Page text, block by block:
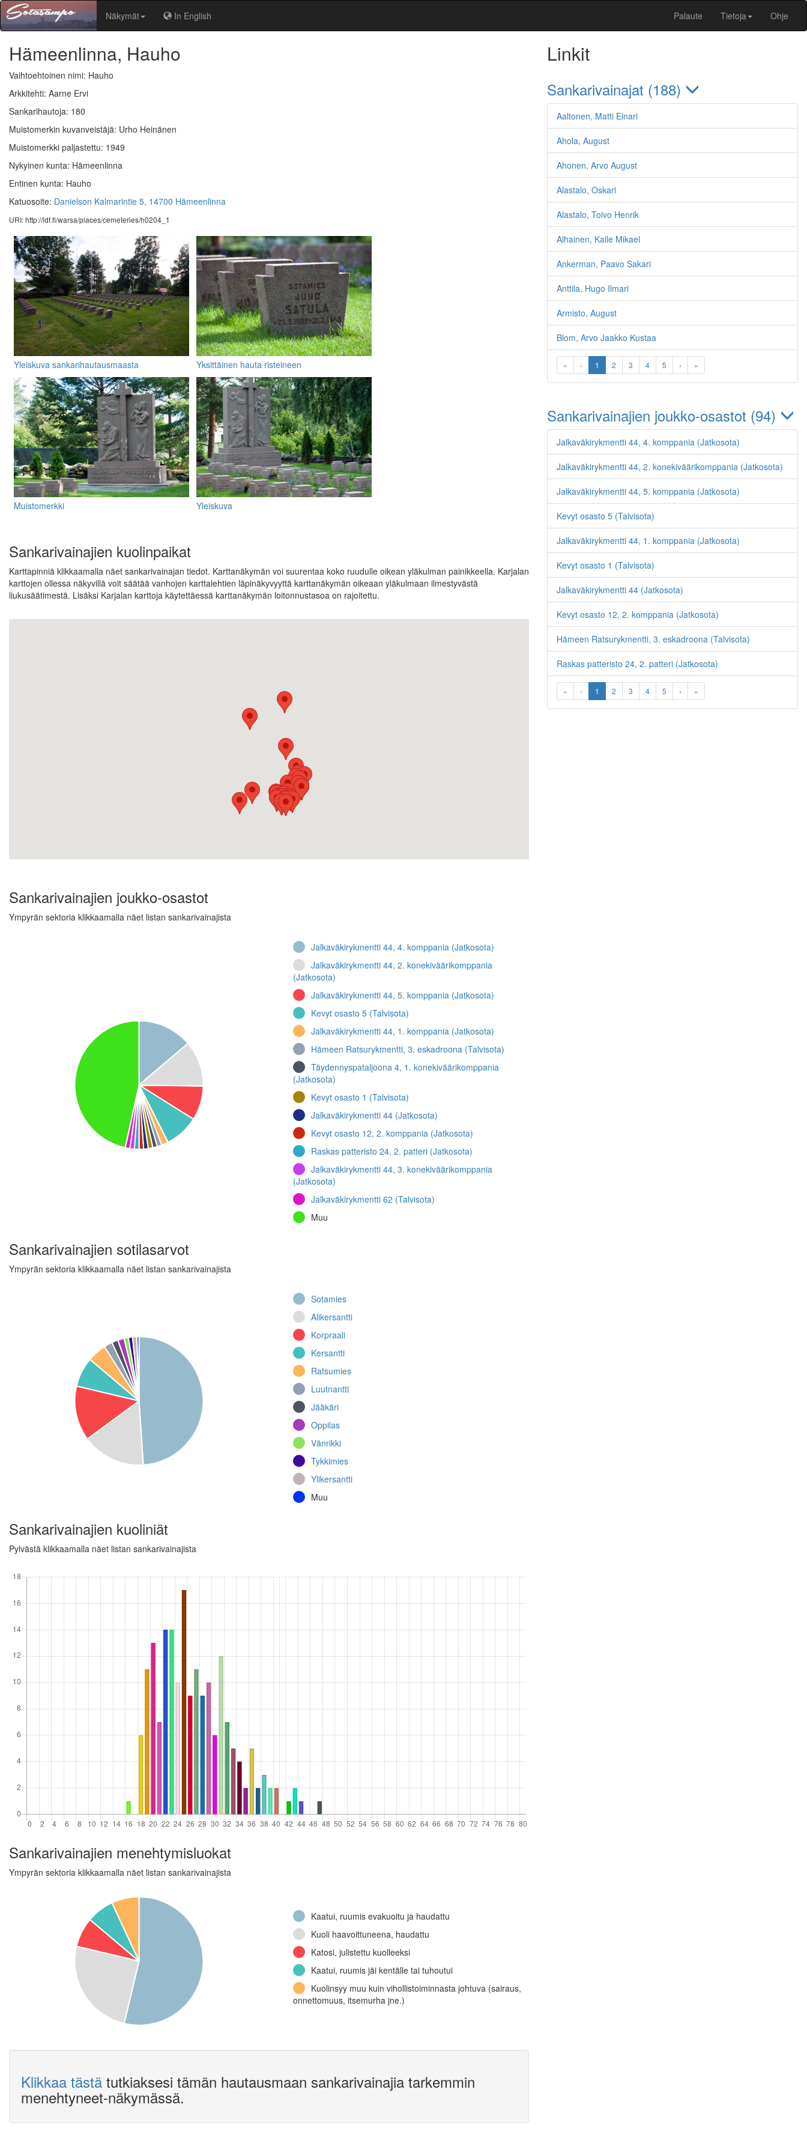
Näkymät In English Palaute Tietoja Ohje
Hämeenlinna, Hauho
Vaihtoehtoinen nimi: Hauho
Arkkitehti: Aarne Ervi
Sankarihautoja: 180
Muistomerkin kuvanveistäjä: Urho Heinänen
Muistomerkki paljastettu: 1949
Nykyinen kunta: Hämeenlinna
Entinen kunta: Hauho
Katuosoite: Danielson Kalmarintie 5, 14700 Hämeenlinna
URI: http://ldf.fi/warsa/places/cemeteries/h0204_1
Yleiskuva sankarihautausmaasta
Yksittäinen hauta risteineen
muistolaattoineen
Muistomerkki Yleiskuva
Sankarivainajien kuolinpaikat
Karttapinniä klikkaamalla näet sankarivainajan tiedot. Karttanäkymän voi suurentaa koko ruudulle oikean yläkulman painikkeella. Karjalan
karttojen ollessa näkyvillä voit säätää vanhojen karttalehtien läpinäkyvyyttä karttanäkymän oikeaan yläkulmaan ilmestyvästä
liukusäätimestä. Lisäksi Karjalan karttoja käytettäessä karttanäkymän loitonnustasoa on rajoitettu.
Sankarivainajien joukko-osastot
Ympyrän sektoria klikkaamalla näet listan sankarivainajista
Jalkaväkirykmentti 44, 4. komppania (Jatkosota)
Jalkaväkirykmentti 44, 2. konekiväärikomppania
(Jatkosota)
Jalkaväkirykmentti 44, 5. komppania (Jatkosota)
Kevyt osasto 5 (Talvisota)
Jalkaväkirykmentti 44, 1. komppania (Jatkosota)
Hämeen Ratsurykmentti, 3. eskadroona (Talvisota)
Täydennyspataljoona 4, 1. konekiväärikomppania
(Jatkosota)
Kevyt osasto 1 (Talvisota)
Jalkaväkirykmentti 44 (Jatkosota)
Kevyt osasto 12, 2. komppania (Jatkosota)
Raskas patteristo 24, 2. patteri (Jatkosota)
Jalkaväkirykmentti 44, 3. konekiväärikomppania
(Jatkosota)
Jalkaväkirykmentti 62 (Talvisota)
Muu
Sankarivainajien sotilasarvot
Ympyrän sektoria klikkaamalla näet listan sankarivainajista
Sotamies
Alikersantti
Korpraali
Kersantti
Ratsumies
Luutnantti
Jääkäri
Oppilas
Vänrikki
Tykkimies
Ylikersantti
Muu
Sankarivainajien kuoliniät
Pylvästä klikkaamalla näet listan sankarivainajista
Sankarivainajien menehtymisluokat
Ympyrän sektoria klikkaamalla näet listan sankarivainajista
Kaatui, ruumis evakuoitu ja haudattu
Kuoli haavoittuneena, haudattu
Katosi, julistettu kuolleeksi
Kaatui, ruumis jäi kentälle tai tuhoutui
Kuolinsyy muu kuin vihollistoiminnasta johtuva (sairaus,
onnettomuus, itsemurha jne.)
Klikkaa tästä tutkiaksesi tämän hautausmaan sankarivainajia tarkemmin
menehtyneet-näkymässä.
Linkit
Sankarivainajat (188)
Aaltonen, Matti Einari
Ahola, August
Ahonen, Arvo August
Alastalo, Oskari
Alastalo, Toivo Henrik
Alhainen, Kalle Mikael
Ankerman, Paavo Sakari
Anttila, Hugo Ilmari
Armisto, August
Blom, Arvo Jaakko Kustaa
« ‹ 1 2 3 4 5 › »
Sankarivainajien joukko-osastot (94)
Jalkaväkirykmentti 44, 4. komppania (Jatkosota)
Jalkaväkirykmentti 44, 2. konekiväärikomppania (Jatkosota)
Jalkaväkirykmentti 44, 5. komppania (Jatkosota)
Kevyt osasto 5 (Talvisota)
Jalkaväkirykmentti 44, 1. komppania (Jatkosota)
Kevyt osasto 1 (Talvisota)
Jalkaväkirykmentti 44 (Jatkosota)
Kevyt osasto 12, 2. komppania (Jatkosota)
Hämeen Ratsurykmentti, 3. eskadroona (Talvisota)
Raskas patteristo 24, 2. patteri (Jatkosota)
« ‹ 1 2 3 4 5 › »